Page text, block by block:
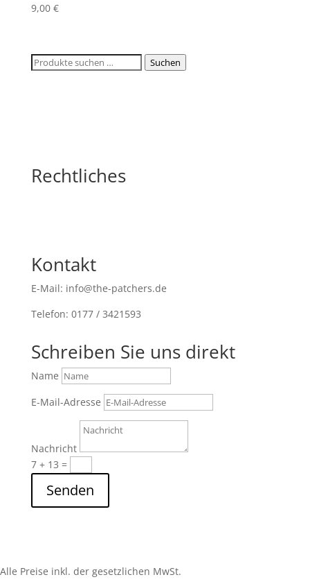
9,00 €
Suchen
Suchen
Rechtliches
Kontakt
E-Mail: info@the-patchers.de
Telefon: 0177 / 3421593
Schreiben Sie uns direkt
Name
E-Mail-Adresse
Nachricht
7 + 13 =
Senden
Alle Preise inkl. der gesetzlichen MwSt.